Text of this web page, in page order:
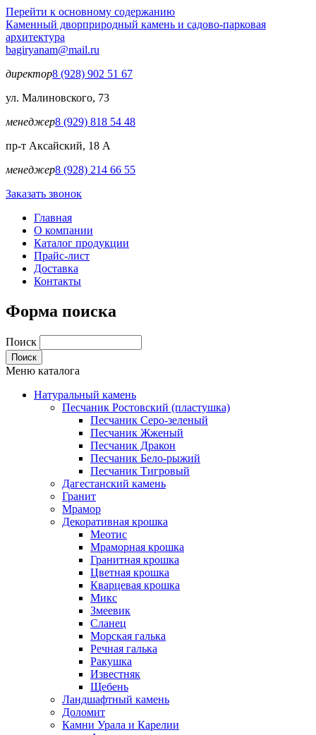
Перейти к основному содержанию
Каменный дворприродный камень и садово-парковая
архитектура
bagiryanam@mail.ru
директор8 (928) 902 51 67
ул. Малиновского, 73
менеджер8 (929) 818 54 48
пр-т Аксайский, 18 А
менеджер8 (928) 214 66 55
Заказать звонок
Главная
О компании
Каталог продукции
Прайс-лист
Доставка
Контакты
Форма поиска
Поиск
Меню каталога
Натуральный камень
Песчаник Ростовский (пластушка)
Песчаник Серо-зеленый
Песчаник Жженый
Песчаник Дракон
Песчаник Бело-рыжий
Песчаник Тигровый
Дагестанский камень
Гранит
Мрамор
Декоративная крошка
Меотис
Мраморная крошка
Гранитная крошка
Цветная крошка
Кварцевая крошка
Микс
Змеевик
Сланец
Морская галька
Речная галька
Ракушка
Известняк
Щебень
Ландшафтный камень
Доломит
Камни Урала и Карелии